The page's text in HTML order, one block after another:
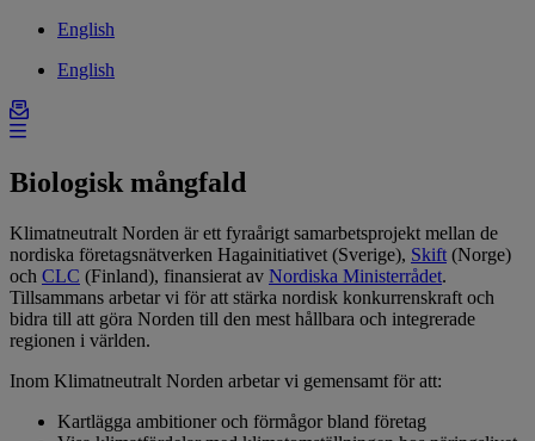
English
English
Biologisk mångfald
Klimatneutralt Norden är ett fyraårigt samarbetsprojekt mellan de
nordiska företagsnätverken Hagainitiativet (Sverige), Skift (Norge)
och CLC (Finland), finansierat av Nordiska Ministerrådet.
Tillsammans arbetar vi för att stärka nordisk konkurrenskraft och
bidra till att göra Norden till den mest hållbara och integrerade
regionen i världen.
Inom Klimatneutralt Norden arbetar vi gemensamt för att:
Kartlägga ambitioner och förmågor bland företag